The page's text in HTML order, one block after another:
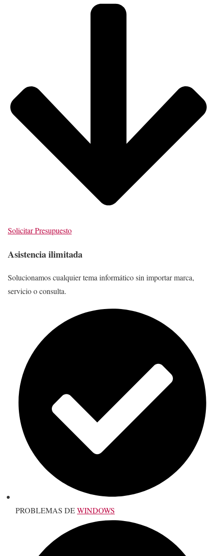
Solicitar Presupuesto
Asistencia ilimitada
Solucionamos cualquier tema informático sin importar marca,
servicio o consulta.
PROBLEMAS DEWINDOWS